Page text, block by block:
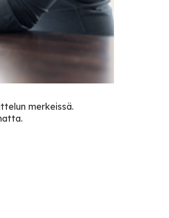
merkeissä.